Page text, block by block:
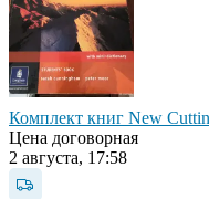
Комплект книг New
Цена договорная
2 августа, 17:58